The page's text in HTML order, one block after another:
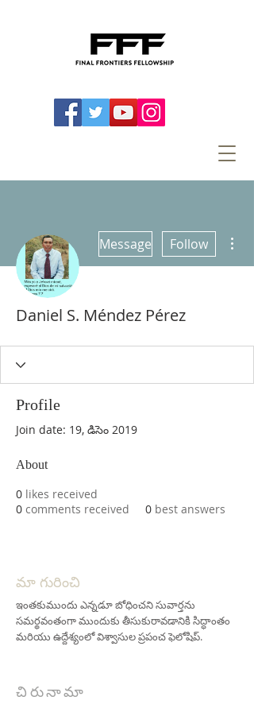
Message Follow
Daniel S. Méndez Pérez
Profile
Join date: 19, డిసెం 2019
About
0 likes received
0 comments received 0 best answers
మా గురించి
ఇంతకుముందు ఎన్నడూ బోధించని సువార్తను
సమర్థవంతంగా ముందుకు తీసుకురావడానికి సిద్ధాంతం
మరియు ఉద్దేశ్యంలో విశ్వాసుల ప్రపంచ ఫెలోషిప్.
చిరునామా